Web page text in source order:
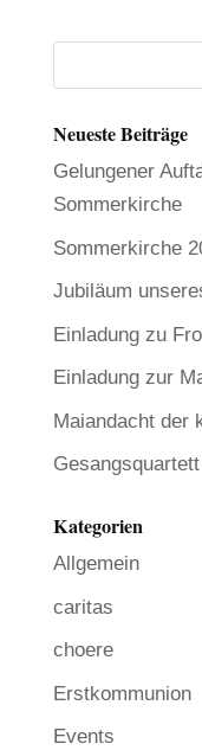
Neueste Beiträge
Gelungener
Sommerkirche
Sommerkirche
Jubiläum
Einladung zu
Einladung zur
Maiandacht der
Kategorien
Allgemein
caritas
choere
Erstkommunion
Events